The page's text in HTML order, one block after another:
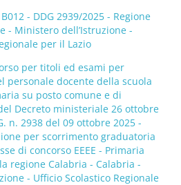
- DDG 2939/2025 - Regione
- Ministero dell’Istruzione -
per il Lazio
per titoli ed esami per
personale docente della scuola
su posto comune e di
Decreto ministeriale 26 ottobre
n. 2938 del 09 ottobre 2025 -
per scorrimento graduatoria
di concorso EEEE - Primaria
regione Calabria - Calabria -
- Ufficio Scolastico Regionale